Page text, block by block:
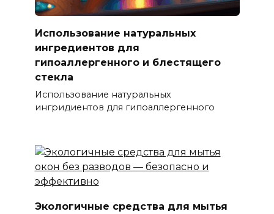
Использование натуральных
ингредиентов для
гипоаллергенного и блестящего
стекла
Использование натуральных
ингридиентов для гипоаллергенного
Экологичные средства для мытья